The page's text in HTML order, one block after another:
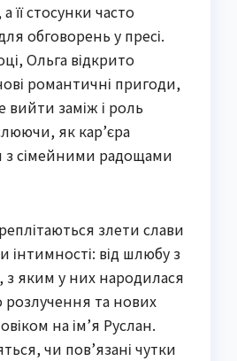
її стосунки часто
обговорень у пресі.
Ольга відкрито
романтичні пригоди,
вийти заміж і роль
як кар’єра
з сімейними радощами
злети слави
інтимності: від шлюбу з
з яким у них народилася
розлучення та нових
на ім’я Руслан.
чи пов’язані чутки